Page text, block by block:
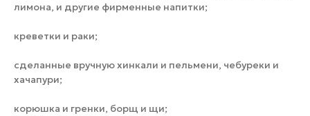
лимона, и другие фирменные напитки;
креветки и раки;
сделанные вручную хинкали и пельмени, чебуреки и
хачапури;
корюшка и гренки, борщ и щи;